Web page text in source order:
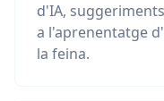
d'IA,
a l'aprenentatge
la feina.